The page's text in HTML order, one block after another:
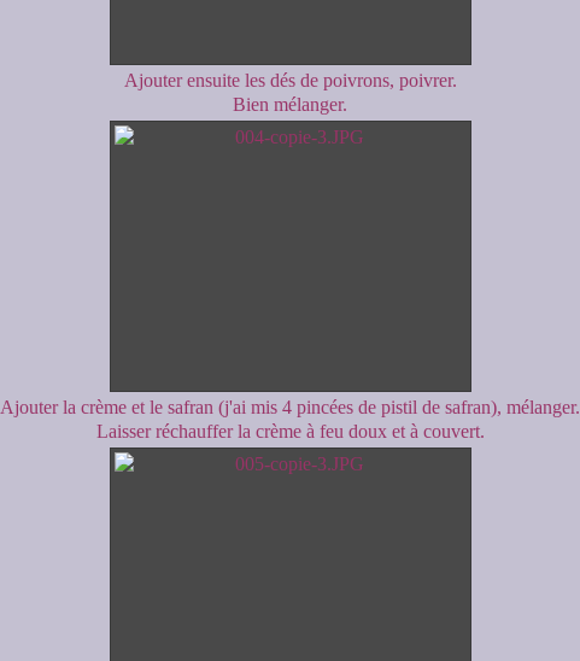
Ajouter ensuite les dés de poivrons, poivrer.
Bien mélanger.
Ajouter la crème et le safran (j'ai mis 4 pincées de pistil de safran), mélanger.
Laisser réchauffer la crème à feu doux et à couvert.